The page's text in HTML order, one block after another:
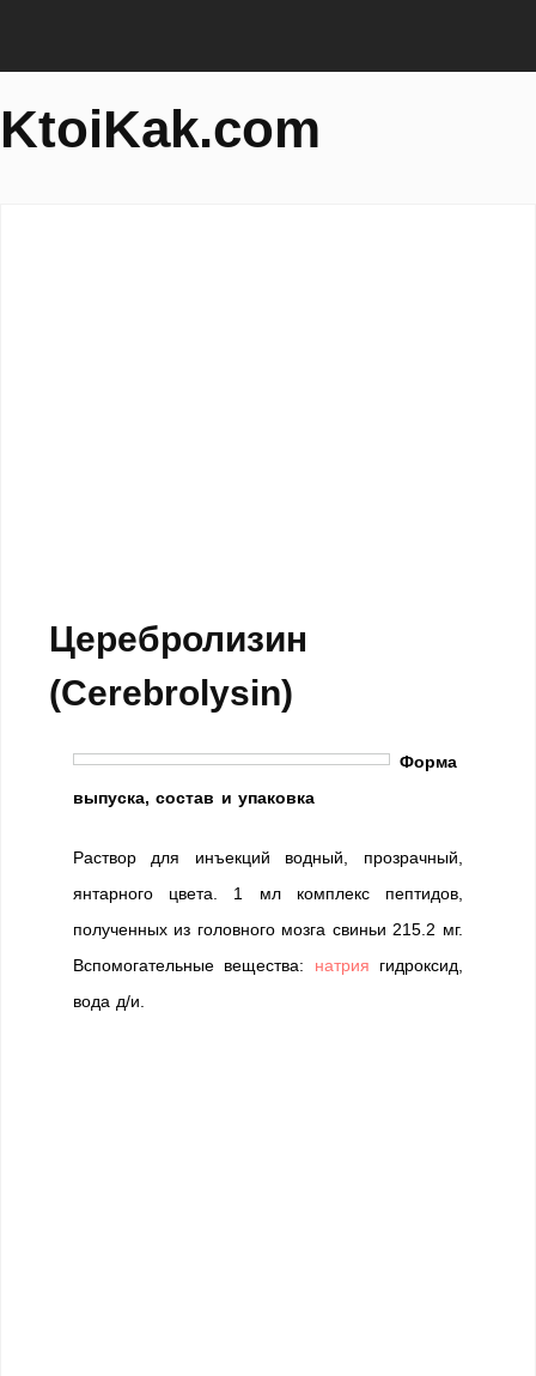
KtoiKak.com
Церебролизин
(Cerebrolysin)
Форма
выпуска, состав и упаковка
Раствор для инъекций водный, прозрачный,
янтарного цвета. 1 мл комплекс пептидов,
полученных из головного мозга свиньи 215.2 мг.
Вспомогательные вещества: натрия гидроксид,
вода д/и.